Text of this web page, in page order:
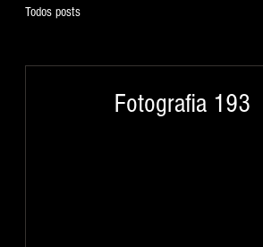
Todos posts
Fotografia 193